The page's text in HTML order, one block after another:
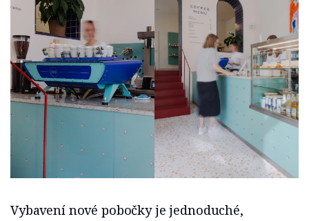
Vybavení nové pobočky je jednoduché,